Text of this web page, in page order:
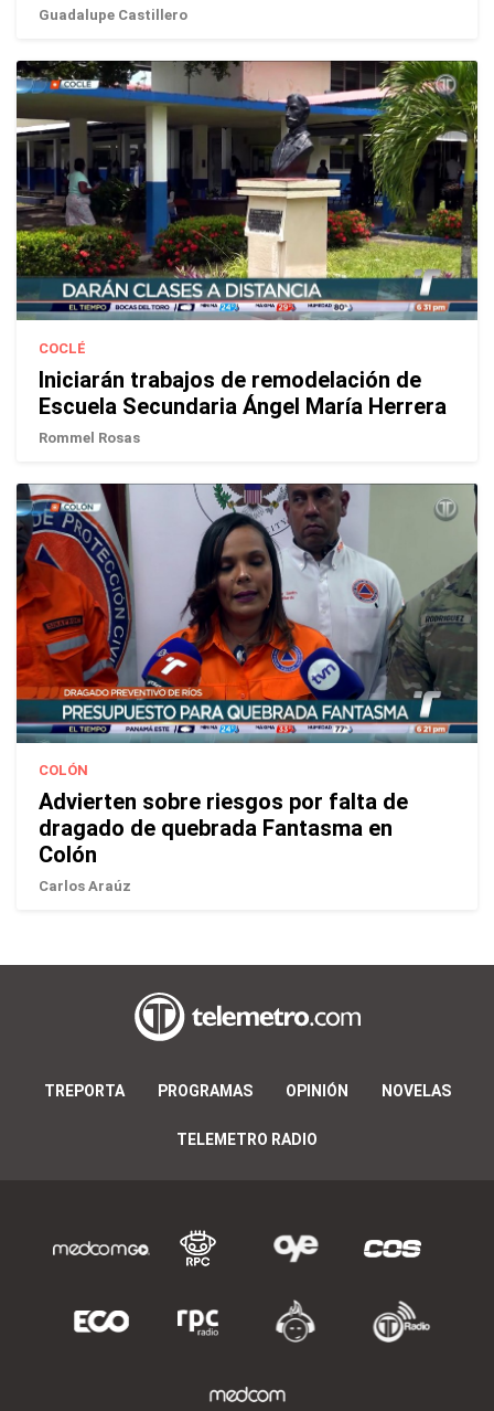
Guadalupe Castillero
COCLÉ
Iniciarán trabajos de remodelación de
Escuela Secundaria Ángel María Herrera
Rommel Rosas
COLÓN
Advierten sobre riesgos por falta de
dragado de quebrada Fantasma en
Colón
Carlos Araúz
TREPORTA PROGRAMAS OPINIÓN NOVELAS
TELEMETRO RADIO